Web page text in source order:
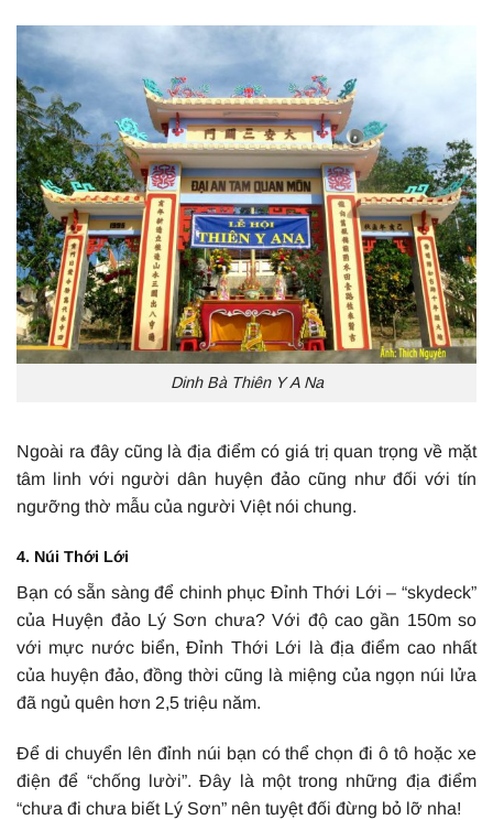
Dinh Bà Thiên Y A Na
Ngoài ra đây cũng là địa điểm có giá trị quan trọng về mặt
tâm linh với người dân huyện đảo cũng như đối với tín
ngưỡng thờ mẫu của người Việt nói chung.
4. Núi Thới Lới
Bạn có sẵn sàng để chinh phục Đỉnh Thới Lới – “skydeck”
của Huyện đảo Lý Sơn chưa? Với độ cao gần 150m so
với mực nước biển, Đỉnh Thới Lới là địa điểm cao nhất
của huyện đảo, đồng thời cũng là miệng của ngọn núi lửa
đã ngủ quên hơn 2,5 triệu năm.
Để di chuyển lên đỉnh núi bạn có thể chọn đi ô tô hoặc xe
điện để “chống lười”. Đây là một trong những địa điểm
“chưa đi chưa biết Lý Sơn” nên tuyệt đối đừng bỏ lỡ nha!